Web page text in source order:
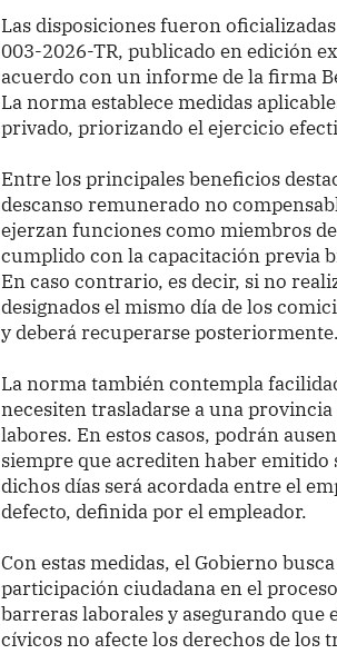
Las disposiciones fueron
003-2026-TR, publicado en edición
acuerdo con un informe de la firma
La norma establece medidas
privado, priorizando el ejercicio
Entre los principales beneficios
descanso remunerado no
ejerzan funciones como miembros
cumplido con la capacitación previa
En caso contrario, es decir, si no
designados el mismo día de los
y deberá recuperarse posteriormente.
La norma también contempla
necesiten trasladarse a una
labores. En estos casos, podrán
siempre que acrediten haber emitido
dichos días será acordada entre el
defecto, definida por el empleador.
Con estas medidas, el Gobierno
participación ciudadana en el
barreras laborales y asegurando que
cívicos no afecte los derechos de los